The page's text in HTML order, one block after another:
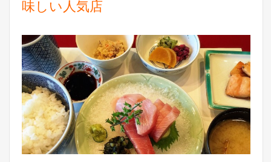
味しい人気店